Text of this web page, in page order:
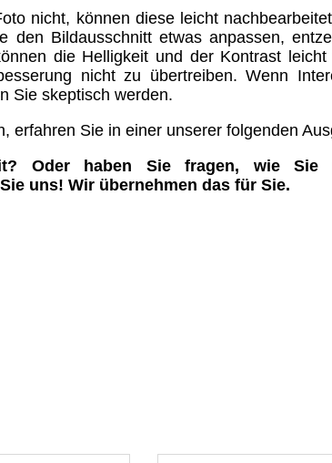
nicht, können diese leicht
Bildausschnitt etwas anpassen,
die Helligkeit und der Kontrast leicht
nicht zu übertreiben. Wenn
Sie skeptisch werden.
erfahren Sie in einer unserer folgenden
Oder haben Sie fragen, wie Sie
uns! Wir übernehmen das für Sie.